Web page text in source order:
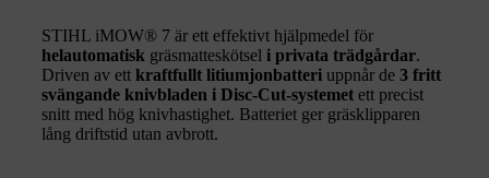
STIHL iMOW® 7 är ett effektivt hjälpmedel för
helautomatisk gräsmatteskötsel i privata trädgårdar.
Driven av ett kraftfullt litiumjonbatteri uppnår de 3 fritt
svängande knivbladen i Disc-Cut-systemet ett precist
snitt med hög knivhastighet. Batteriet ger gräsklipparen
lång driftstid utan avbrott.